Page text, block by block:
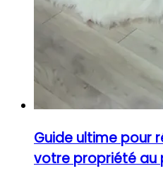
Guide ultime pour
votre propriété au